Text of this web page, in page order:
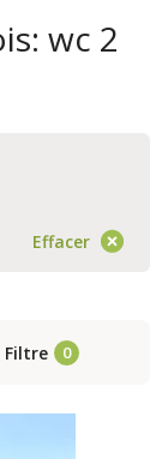
wc 2
Effacer
Filtre